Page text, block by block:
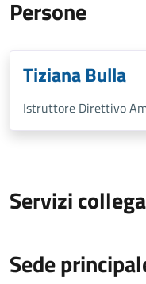
Persone
Tiziana Bulla
Istruttore Direttivo
Servizi
Sede